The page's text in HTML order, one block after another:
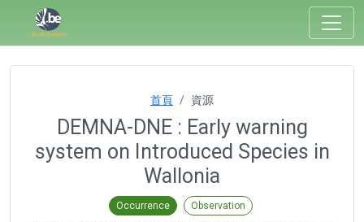
首頁 資源
DEMNA-DNE : Early warning
system on Introduced Species in
Wallonia
Occurrence Observation